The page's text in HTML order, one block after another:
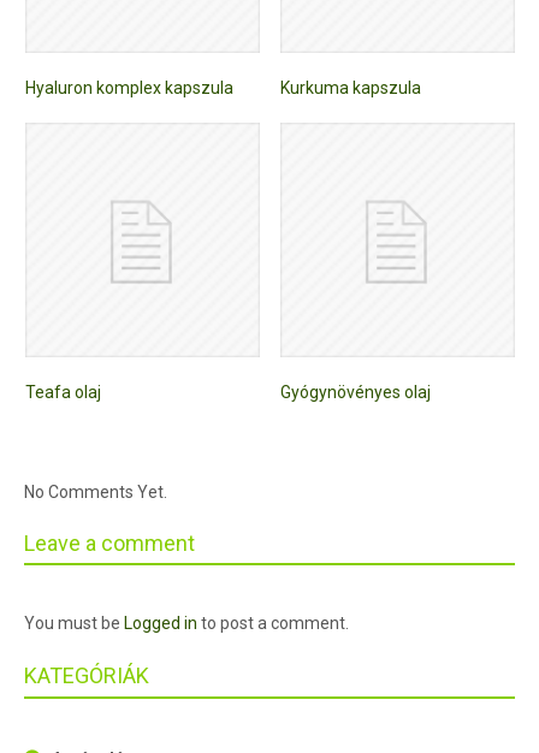
Hyaluron komplex kapszula Kurkuma kapszula
Teafa olaj Gyógynövényes olaj
No Comments Yet.
Leave a comment
You must be Logged in to post a comment.
KATEGÓRIÁK